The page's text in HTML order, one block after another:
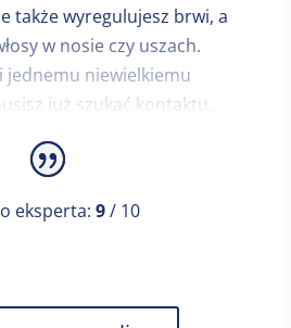
także wyregulujesz brwi, a
w nosie czy uszach.
jednemu niewielkiemu
już szukać kontaktu,
z łatwością poradzisz
doświadczenia. Dzięki
krótkiego, jak i
eksperta: 9/ 10